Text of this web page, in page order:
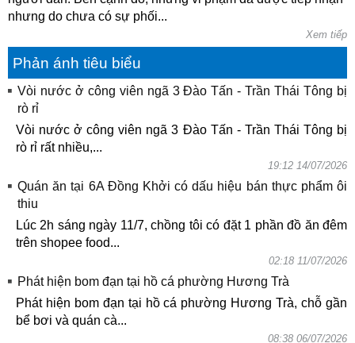
nhưng do chưa có sự phối...
Xem tiếp
Phản ánh tiêu biểu
Vòi nước ở công viên ngã 3 Đào Tấn - Trần Thái Tông bị
rò rỉ
Vòi nước ở công viên ngã 3 Đào Tấn - Trần Thái Tông bị
rò rỉ rất nhiều,...
19:12 14/07/2026
Quán ăn tại 6A Đồng Khởi có dấu hiệu bán thực phẩm ôi
thiu
Lúc 2h sáng ngày 11/7, chồng tôi có đặt 1 phần đồ ăn đêm
trên shopee food...
02:18 11/07/2026
Phát hiện bom đạn tại hồ cá phường Hương Trà
Phát hiện bom đạn tại hồ cá phường Hương Trà, chỗ gần
bể bơi và quán cà...
08:38 06/07/2026